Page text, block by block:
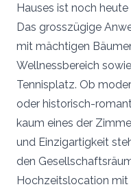
Hauses ist noch
Das grosszügige
mit mächtigen
Wellnessbereich
Tennisplatz. Ob
oder historisch-
kaum eines der
und Einzigartigkeit
den
Hochzeitslocation mit